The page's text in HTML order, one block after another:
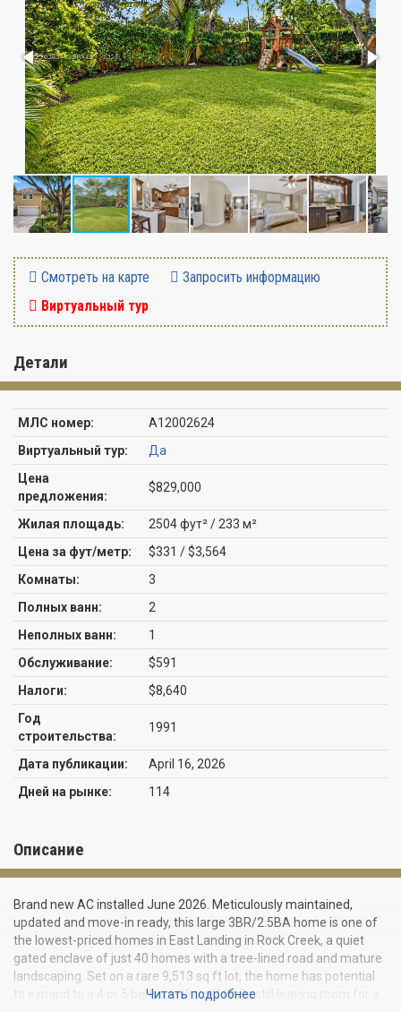
Смотреть на карте
Запросить информацию
Виртуальный тур
Детали
МЛС номер:
A12002624
Виртуальный тур:
Да
Цена
предложения:
$829,000
Жилая площадь:
2504 фут² / 233 м²
Цена за фут/метр:
$331 / $3,564
Комнаты:
3
Полных ванн:
2
Неполных ванн:
1
Обслуживание:
$591
Налоги:
$8,640
Год
строительства:
1991
Дата публикации:
April 16, 2026
Дней на рынке:
114
Описание
Brand new AC installed June 2026. Meticulously maintained,
updated and move-in ready, this large 3BR/2.5BA home is one of
the lowest-priced homes in East Landing in Rock Creek, a quiet
gated enclave of just 40 homes with a tree-lined road and mature
landscaping. Set on a rare 9,513 sq ft lot, the home has potential
to expand to a 4 or 5 bedroom layout while still leaving room for a
Читать подробнее